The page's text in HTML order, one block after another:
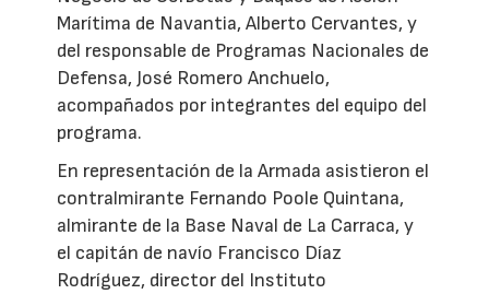
Marítima de Navantia, Alberto Cervantes, y
del responsable de Programas Nacionales de
Defensa, José Romero Anchuelo,
acompañados por integrantes del equipo del
programa.
En representación de la Armada asistieron el
contralmirante Fernando Poole Quintana,
almirante de la Base Naval de La Carraca, y
el capitán de navío Francisco Díaz
Rodríguez, director del Instituto